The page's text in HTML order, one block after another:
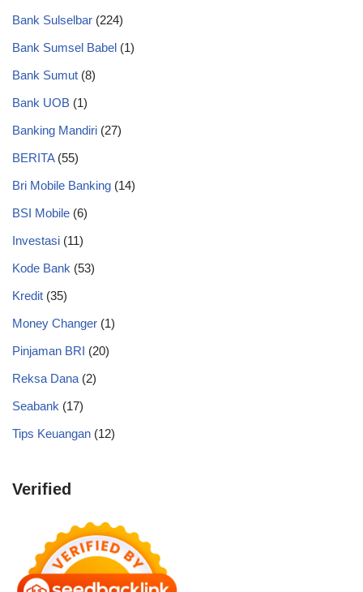
Bank Sulselbar (224)
Bank Sumsel Babel (1)
Bank Sumut (8)
Bank UOB (1)
Banking Mandiri (27)
BERITA(55)
Bri Mobile Banking (14)
BSI Mobile (6)
Investasi (11)
Kode Bank (53)
Kredit (35)
Money Changer (1)
Pinjaman BRI (20)
Reksa Dana (2)
Seabank (17)
Tips Keuangan (12)
Verified